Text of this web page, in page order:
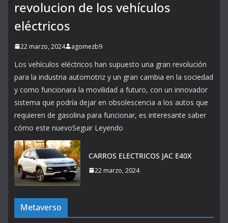
revolucion de los vehículos
eléctricos
22 marzo, 2024 agomezb9
Los vehículos eléctricos han supuesto una gran revolución
para la industria automotriz y un gran cambia en la sociedad
y como funcionara la movilidad a futuro, con un innovador
sistema que podría dejar en obsolescencia a los autos que
requieren de gasolina para funcionar, es interesante saber
cómo este nuevoSeguir Leyendo
CARROS ELECTRICOS JAC E40X
22 marzo, 2024
Metaverso